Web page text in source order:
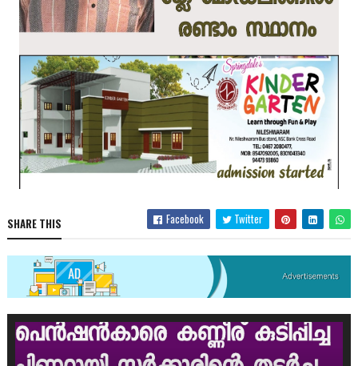
SHARE THIS Facebook Twitter